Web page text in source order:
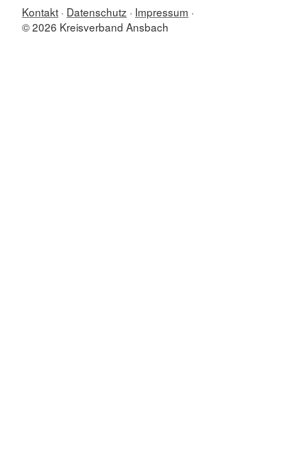
Kontakt Datenschutz
Impressum
© 2026 Kreisverband Ansbach